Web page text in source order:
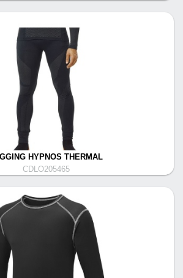
HYPNOS THERMAL
CDLO205465